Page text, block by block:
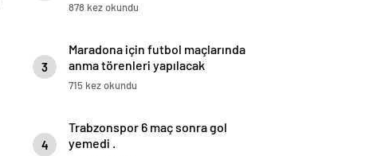
878 kez okundu
3
Maradona için futbol maçlarında
anma törenleri yapılacak
715 kez okundu
4
Trabzonspor 6 maç sonra gol
yemedi .